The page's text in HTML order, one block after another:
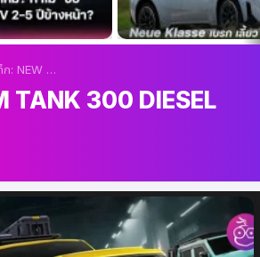
TANK 300 DIESEL
TANK 300 DIESEL